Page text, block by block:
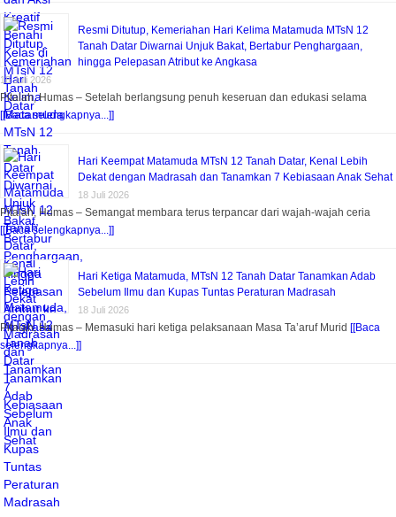
Resmi Ditutup, Kemeriahan Hari Kelima Matamuda MTsN 12
Tanah Datar Diwarnai Unjuk Bakat, Bertabur Penghargaan,
hingga Pelepasan Atribut ke Angkasa
18 Juli 2026
Pitalah, Humas – Setelah berlangsung penuh keseruan dan edukasi selama
[[Baca selengkapnya...]]
Hari Keempat Matamuda MTsN 12 Tanah Datar, Kenal Lebih
Dekat dengan Madrasah dan Tanamkan 7 Kebiasaan Anak Sehat
18 Juli 2026
Pitalah, Humas – Semangat membara terus terpancar dari wajah-wajah ceria
[[Baca selengkapnya...]]
Hari Ketiga Matamuda, MTsN 12 Tanah Datar Tanamkan Adab
Sebelum Ilmu dan Kupas Tuntas Peraturan Madrasah
18 Juli 2026
Pitalah, Humas – Memasuki hari ketiga pelaksanaan Masa Ta’aruf Murid [[Baca
selengkapnya...]]